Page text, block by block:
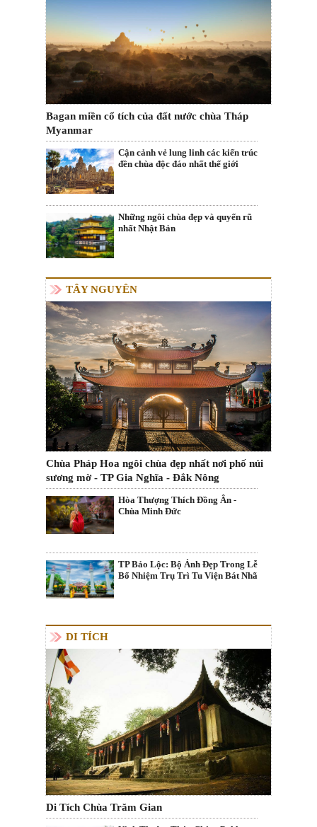
Bagan miền cổ tích của đất nước chùa Tháp
Myanmar
Cận cảnh vẻ lung linh các kiến trúc
đền chùa độc đáo nhất thế giới
Những ngôi chùa đẹp và quyến rũ
nhất Nhật Bản
TÂY NGUYÊN
Chùa Pháp Hoa ngôi chùa đẹp nhất nơi phố núi
sương mờ - TP Gia Nghĩa - Đắk Nông
Hòa Thượng Thích Đồng Ân -
Chùa Minh Đức
TP Bảo Lộc: Bộ Ảnh Đẹp Trong Lễ
Bổ Nhiệm Trụ Trì Tu Viện Bát Nhã
DI TÍCH
Di Tích Chùa Trăm Gian